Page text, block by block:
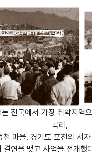
전국에서 가장 취약지역
곡리,
천 마을, 경기도 포천의 서
결연을 맺고 사업을 전개